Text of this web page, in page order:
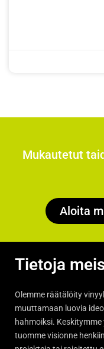
Mukautetut
Aloita
Tietoja
Olemme räätälöity
muuttamaan luovia
hahmoiksi.
tuomme visionne